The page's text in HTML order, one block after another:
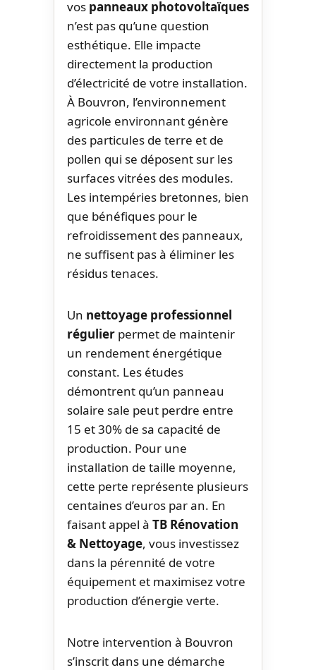
vos panneaux photovoltaïques
n’est pas qu’une question
esthétique. Elle impacte
directement la production
d’électricité de votre installation.
À Bouvron, l’environnement
agricole environnant génère
des particules de terre et de
pollen qui se déposent sur les
surfaces vitrées des modules.
Les intempéries bretonnes, bien
que bénéfiques pour le
refroidissement des panneaux,
ne suffisent pas à éliminer les
résidus tenaces.
Un nettoyage professionnel
régulier permet de maintenir
un rendement énergétique
constant. Les études
démontrent qu’un panneau
solaire sale peut perdre entre
15 et 30% de sa capacité de
production. Pour une
installation de taille moyenne,
cette perte représente plusieurs
centaines d’euros par an. En
faisant appel à TB Rénovation
& Nettoyage, vous investissez
dans la pérennité de votre
équipement et maximisez votre
production d’énergie verte.
Notre intervention à Bouvron
s’inscrit dans une démarche